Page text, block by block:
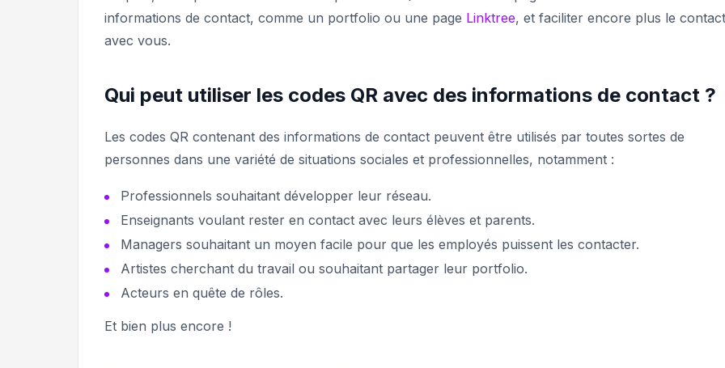
informations de contact, comme un portfolio ou une page Linktree, et faciliter encore plus le contact
avec vous.
Qui peut utiliser les codes QR avec des informations de contact ?
Les codes QR contenant des informations de contact peuvent être utilisés par toutes sortes de
personnes dans une variété de situations sociales et professionnelles, notamment :
Professionnels souhaitant développer leur réseau.
Enseignants voulant rester en contact avec leurs élèves et parents.
Managers souhaitant un moyen facile pour que les employés puissent les contacter.
Artistes cherchant du travail ou souhaitant partager leur portfolio.
Acteurs en quête de rôles.
Et bien plus encore !